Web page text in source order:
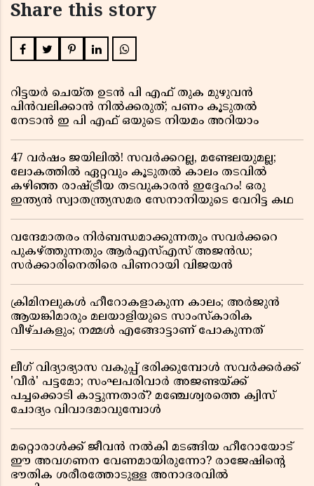
Share this story
റിട്ടയർ ചെയ്ത ഉടൻ പി എഫ് തുക മുഴുവൻ
പിൻവലിക്കാൻ നിൽക്കരുത്; പണം കൂടുതൽ
നേടാൻ ഇ പി എഫ് ഒയുടെ നിയമം അറിയാം
47 വർഷം ജയിലിൽ! സവർക്കറല്ല, മണ്ടേലയുമല്ല;
ലോകത്തിൽ ഏറ്റവും കൂടുതൽ കാലം തടവിൽ
കഴിഞ്ഞ രാഷ്ട്രീയ തടവുകാരൻ ഇദ്ദേഹം! ഒരു
ഇന്ത്യൻ സ്വാതന്ത്ര്യസമര സേനാനിയുടെ വേറിട്ട കഥ
വന്ദേമാതരം നിർബന്ധമാക്കുന്നതും സവർക്കറെ
പുകഴ്ത്തുന്നതും ആർഎസ്എസ് അജൻഡ;
സർക്കാരിനെതിരെ പിണറായി വിജയൻ
ക്രിമിനലുകൾ ഹീറോകളാകുന്ന കാലം; അർജുൻ
ആയങ്കിമാരും മലയാളിയുടെ സാംസ്കാരിക
വീഴ്ചകളും; നമ്മൾ എങ്ങോട്ടാണ് പോകുന്നത്
ലീഗ് വിദ്യാഭ്യാസ വകുപ്പ് ഭരിക്കുമ്പോൾ സവർക്കർക്ക്
'വീർ' പട്ടമോ; സംഘപരിവാർ അജണ്ടയ്ക്ക്
പച്ചക്കൊടി കാട്ടുന്നതാര്? മഞ്ചേശ്വരത്തെ ക്വിസ്
ചോദ്യം വിവാദമാവുമ്പോൾ
മറ്റൊരാൾക്ക് ജീവൻ നൽകി മടങ്ങിയ ഹീറോയോട്
ഈ അവഗണന വേണമായിരുന്നോ? രാജേഷിൻ്റെ
ഭൗതിക ശരീരത്തോടുള്ള അനാദരവിൽ